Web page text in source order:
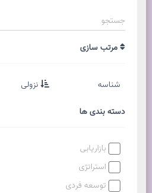
مرتب سازی
شناسه نزولی
دسته بندی ها
بازاریابی
استراتژی
توسعه فردی